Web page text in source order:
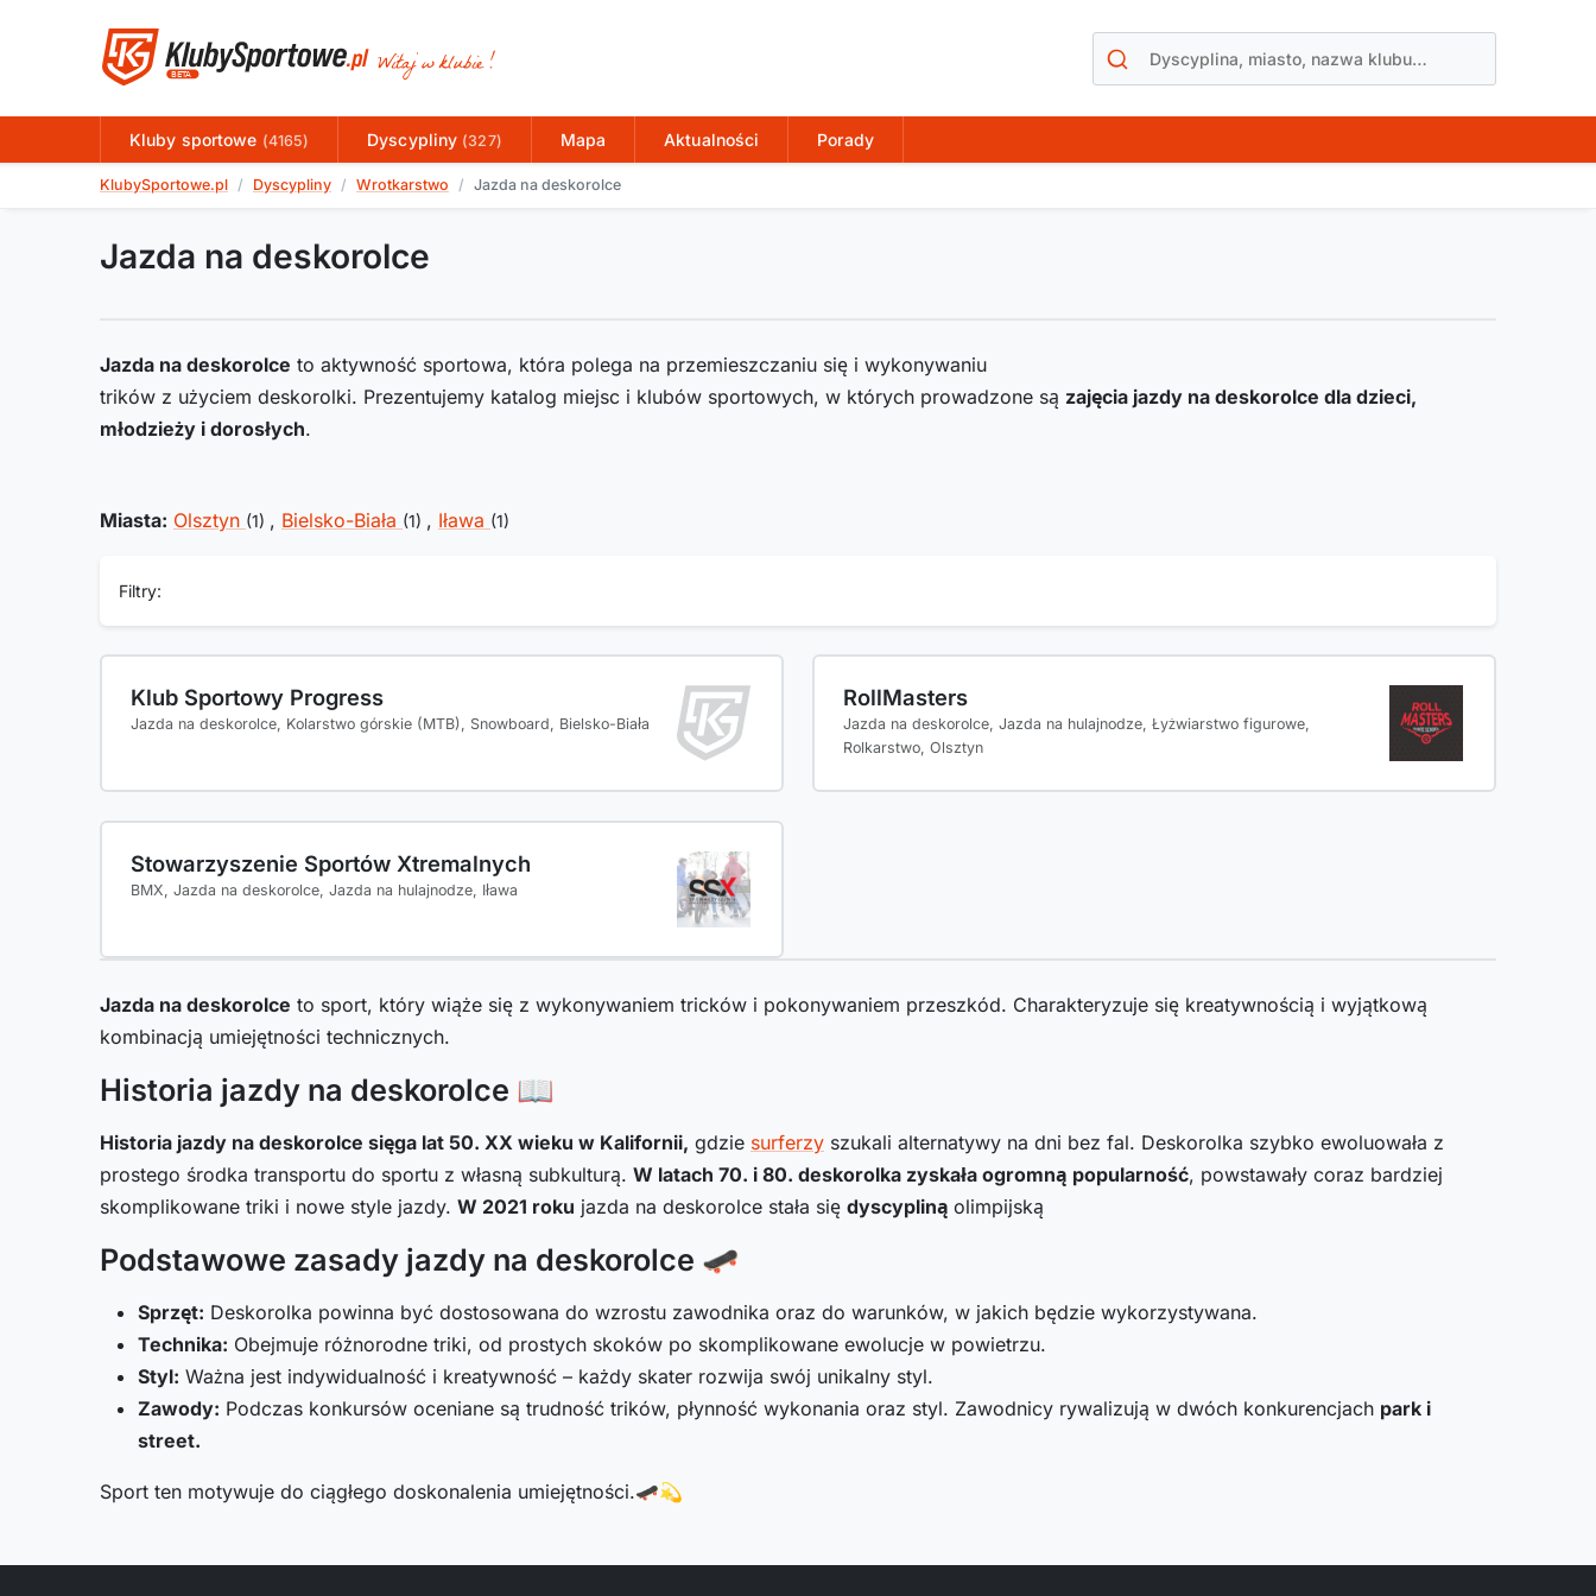
Kluby sportowe (4165) Dyscypliny (327) Mapa Aktualności Porady
KlubySportowe.pl Dyscypliny Wrotkarstwo Jazda na deskorolce
Jazda na deskorolce
Jazda na deskorolce to aktywność sportowa, która polega na przemieszczaniu się i wykonywaniu
trików z użyciem deskorolki. Prezentujemy katalog miejsc i klubów sportowych, w których prowadzone są zajęcia jazdy na deskorolce dla dzieci,
młodzieży i dorosłych.
Miasta: Olsztyn (1) , Bielsko-Biała (1) , Iława (1)
Filtry:
Klub Sportowy Progress
Jazda na deskorolce, Kolarstwo górskie (MTB), Snowboard, Bielsko-Biała
RollMasters
Jazda na deskorolce, Jazda na hulajnodze, Łyżwiarstwo figurowe,
Rolkarstwo, Olsztyn
Stowarzyszenie Sportów Xtremalnych
BMX, Jazda na deskorolce, Jazda na hulajnodze, Iława
Jazda na deskorolce to sport, który wiąże się z wykonywaniem tricków i pokonywaniem przeszkód. Charakteryzuje się kreatywnością i wyjątkową
kombinacją umiejętności technicznych.
Historia jazdy na deskorolce 📖
Historia jazdy na deskorolce sięga lat 50. XX wieku w Kalifornii, gdzie surferzy szukali alternatywy na dni bez fal. Deskorolka szybko ewoluowała z
prostego środka transportu do sportu z własną subkulturą. W latach 70. i 80. deskorolka zyskała ogromną popularność, powstawały coraz bardziej
skomplikowane triki i nowe style jazdy. W 2021 roku jazda na deskorolce stała się dyscypliną olimpijską
Podstawowe zasady jazdy na deskorolce 🛹
Sprzęt: Deskorolka powinna być dostosowana do wzrostu zawodnika oraz do warunków, w jakich będzie wykorzystywana.
Technika: Obejmuje różnorodne triki, od prostych skoków po skomplikowane ewolucje w powietrzu.
Styl: Ważna jest indywidualność i kreatywność – każdy skater rozwija swój unikalny styl.
Zawody: Podczas konkursów oceniane są trudność trików, płynność wykonania oraz styl. Zawodnicy rywalizują w dwóch konkurencjach park i
street.
Sport ten motywuje do ciągłego doskonalenia umiejętności.🛹💫